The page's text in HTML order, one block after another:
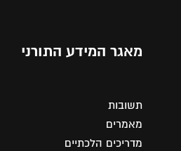
מאגר המידע התורני
תשובות
מאמרים
מדריכים הלכתיים